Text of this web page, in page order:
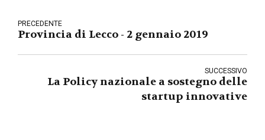
PRECEDENTE
Provincia di Lecco - 2 gennaio 2019
SUCCESSIVO
La Policy nazionale a sostegno delle
startup innovative